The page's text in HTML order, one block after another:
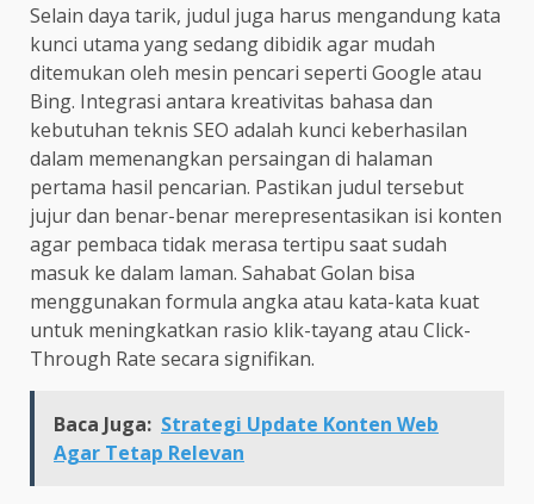
Selain daya tarik, judul juga harus mengandung kata
kunci utama yang sedang dibidik agar mudah
ditemukan oleh mesin pencari seperti Google atau
Bing. Integrasi antara kreativitas bahasa dan
kebutuhan teknis SEO adalah kunci keberhasilan
dalam memenangkan persaingan di halaman
pertama hasil pencarian. Pastikan judul tersebut
jujur dan benar-benar merepresentasikan isi konten
agar pembaca tidak merasa tertipu saat sudah
masuk ke dalam laman. Sahabat Golan bisa
menggunakan formula angka atau kata-kata kuat
untuk meningkatkan rasio klik-tayang atau Click-
Through Rate secara signifikan.
Baca Juga: Strategi Update Konten Web
Agar Tetap Relevan